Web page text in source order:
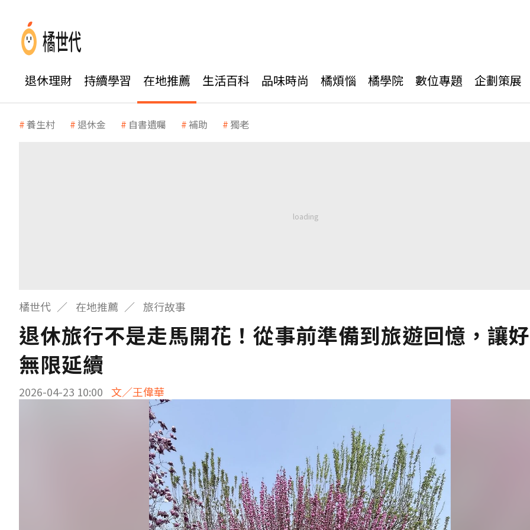
退休理財 持續學習 在地推薦 生活百科 品味時尚 橘煩惱 橘學院 數位專題 企劃策展
養生村 退休金 自書遺囑 補助 獨老
橘世代 在地推薦 旅行故事
退休旅行不是走馬開花！從事前準備到旅遊回憶，讓
無限延續
2026-04-23 10:00 文／王偉華